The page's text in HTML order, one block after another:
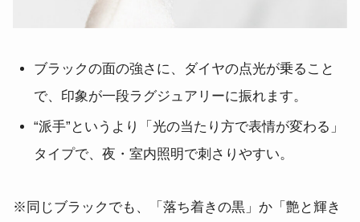
ブラックの面の強さに、ダイヤの点光が乗ること
で、印象が一段ラグジュアリーに振れます。
“派手”というより「光の当たり方で表情が変わる」
タイプで、夜・室内照明で刺さりやすい。
※同じブラックでも、「落ち着きの黒」か「艶と輝き